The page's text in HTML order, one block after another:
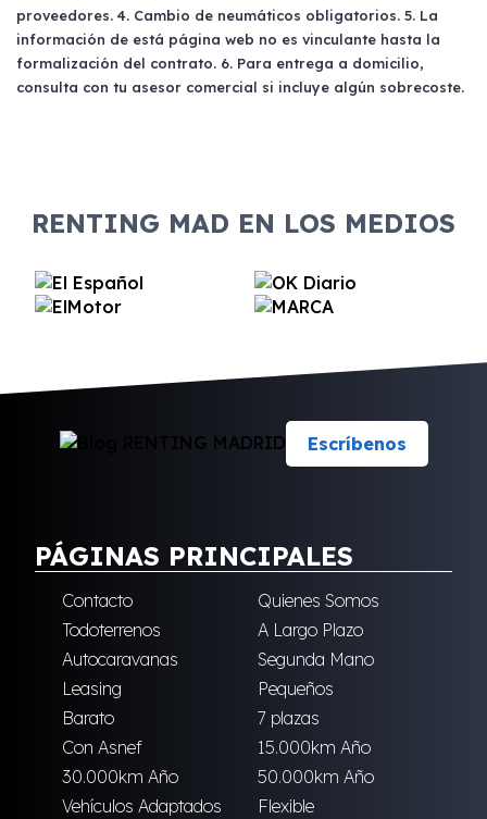
proveedor.
morosidad. No hay restricciones en cuanto a
quién puede utilizar el vehículo, siempre que
posean un carné de conducir válido.
proveedores. 4. Cambio de neumáticos obligatorios. 5. La
información de está página web no es vinculante hasta la
formalización del contrato. 6. Para entrega a domicilio,
consulta con tu asesor comercial si incluye algún sobrecoste.
RENTING MAD EN LOS MEDIOS
Escríbenos
PÁGINAS PRINCIPALES
Contacto
Quienes Somos
Todoterrenos
A Largo Plazo
Autocaravanas
Segunda Mano
Leasing
Pequeños
Barato
7 plazas
Con Asnef
15.000km Año
30.000km Año
50.000km Año
Vehículos Adaptados
Flexible